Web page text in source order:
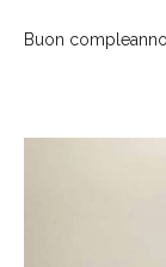
Buon